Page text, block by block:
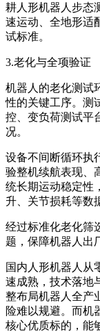
耕人形机器人步态
速运动、全地形适
试标准。
3.老化与全项验证
机器人的老化测试
性的关键工序。测
控、变负荷测试平
况。
设备不间断循环执
验整机续航表现、
统长期运动稳定性
升、关节损耗等数
经过标准化老化筛
题，保障机器人出
国内人形机器人从
速成熟，技术落地
整布局机器人全产
险难以规避。而机
核心优质标的，能